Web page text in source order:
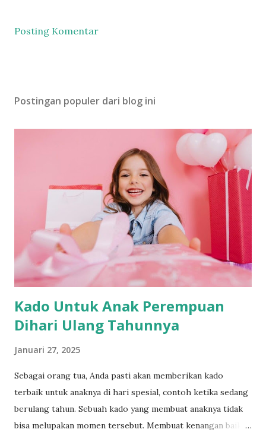
Posting Komentar
Postingan populer dari blog ini
Kado Untuk Anak Perempuan
Dihari Ulang Tahunnya
Januari 27, 2025
Sebagai orang tua, Anda pasti akan memberikan kado
terbaik untuk anaknya di hari spesial, contoh ketika sedang
berulang tahun. Sebuah kado yang membuat anaknya tidak
bisa melupakan momen tersebut. Membuat kenangan baik